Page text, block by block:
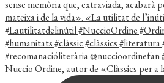
Nuccio Ordine, autor de «Clàssics per a